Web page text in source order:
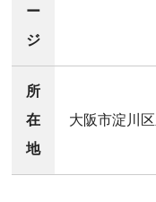
ー
ジ
所
在
地
大阪市淀川